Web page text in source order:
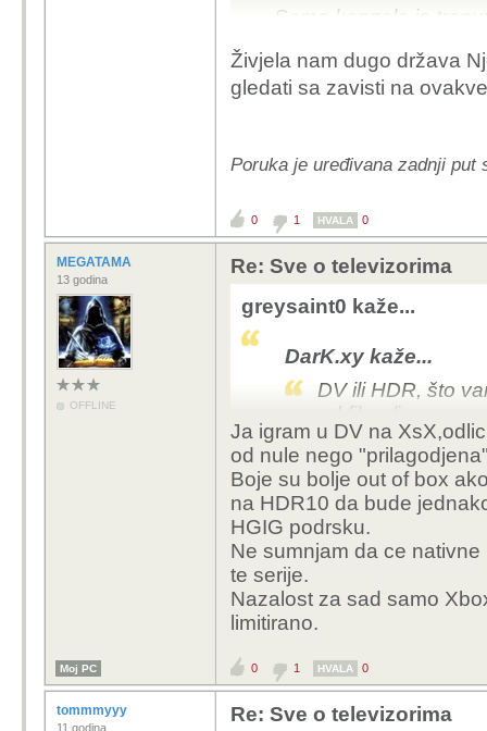
Sama konzola je
Živjela nam dugo država
gledati sa zavisti na
Poruka je uređivana zadnji put
0 1 HVALA 0
MEGATAMA
13 godina
OFFLINE
Re: Sve o televizorima
greysaint0 kaže...
DarK.xy kaže...
DV ili HDR, što
od filma/izvora..
Subjektivno
Bolje djeluju nekako
TV bio HDR10/10+
tjera u DV.
Doduše ovaj komentar stoji samo
developera ne zna niti ispravno
Ja igram u DV na
od nule nego
Boje su bolje out of box
na HDR10 da bude
HGIG podrsku.
Ne sumnjam da ce
te serije.
Nazalost za sad samo
limitirano.
Moj PC 0 1 HVALA 0
tommmyyy
11 godina
Re: Sve o televizorima